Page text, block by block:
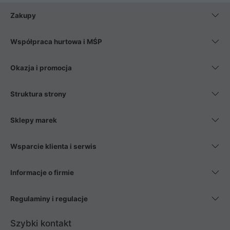
Zakupy
Współpraca hurtowa i MŚP
Okazja i promocja
Struktura strony
Sklepy marek
Wsparcie klienta i serwis
Informacje o firmie
Regulaminy i regulacje
Szybki kontakt